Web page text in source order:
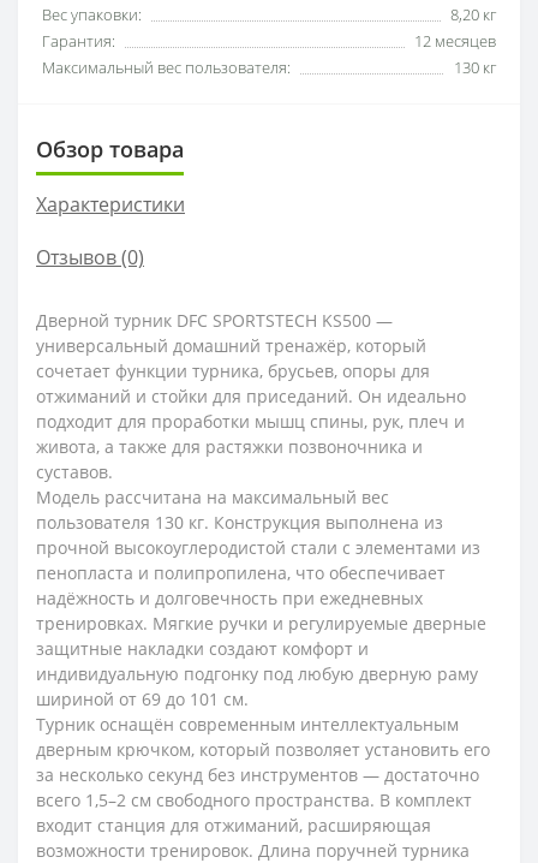
Вес упаковки:
8,20 кг
Гарантия:
12 месяцев
Максимальный вес пользователя:
130 кг
Обзор товара
Характеристики
Отзывов (0)
Дверной турник DFC SPORTSTECH KS500 —
универсальный домашний тренажёр, который
сочетает функции турника, брусьев, опоры для
отжиманий и стойки для приседаний. Он идеально
подходит для проработки мышц спины, рук, плеч и
живота, а также для растяжки позвоночника и
суставов.
Модель рассчитана на максимальный вес
пользователя 130 кг. Конструкция выполнена из
прочной высокоуглеродистой стали с элементами из
пенопласта и полипропилена, что обеспечивает
надёжность и долговечность при ежедневных
тренировках. Мягкие ручки и регулируемые дверные
защитные накладки создают комфорт и
индивидуальную подгонку под любую дверную раму
шириной от 69 до 101 см.
Турник оснащён современным интеллектуальным
дверным крючком, который позволяет установить его
за несколько секунд без инструментов — достаточно
всего 1,5–2 см свободного пространства. В комплект
входит станция для отжиманий, расширяющая
возможности тренировок. Длина поручней турника